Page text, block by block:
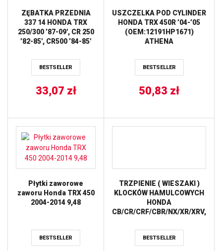
ZĘBATKA PRZEDNIA
337 14 HONDA TRX
250/300 ’87-09′, CR 250
’82-85′, CR500 ’84-85′
JT
BESTSELLER
33,07 zł
USZCZELKA POD CYLINDER
HONDA TRX 450R ’04-’05
(OEM:12191HP1671)
ATHENA
BESTSELLER
50,83 zł
Płytki zaworowe
zaworu Honda TRX 450
2004-2014 9,48
BESTSELLER
TRZPIENIE ( WIESZAKI )
KLOCKÓW HAMULCOWYCH
HONDA
CB/CR/CRF/CBR/NX/XR/XRV,
SUZUKI RM/RMZ/DRZ,
KAWASAKI KX/KXF/KLX
BESTSELLER